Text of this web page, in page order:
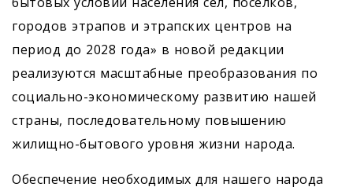
городов этрапов и этрапских центров на
период до 2028 года» в новой редакции
реализуются масштабные преобразования по
социально-экономическому развитию нашей
страны, последовательному повышению
жилищно-бытового уровня жизни народа.
Обеспечение необходимых для нашего народа